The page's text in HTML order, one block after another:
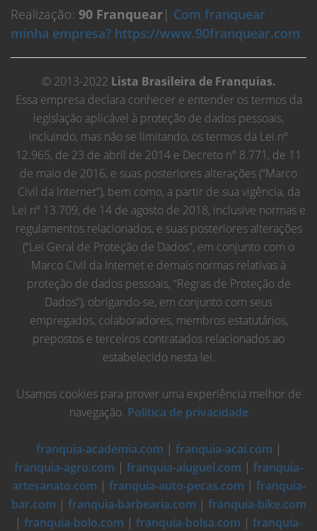
Realização: 90 Franquear| Com franquear
minha empresa? https://www.90franquear.com
© 2013-2022 Lista Brasileira de Franquias.
Essa empresa declara conhecer e entender os termos da
legislação aplicável à proteção de dados pessoais,
incluindo, mas não se limitando, os termos da Lei nº
12.965, de 23 de abril de 2014 e Decreto nº 8.771, de 11
de maio de 2016, e suas posteriores alterações (“Marco
Civil da Internet”), bem como, a partir de sua vigência, da
Lei nº 13.709, de 14 de agosto de 2018, inclusive normas e
regulamentos relacionados, e suas posteriores alterações
(“Lei Geral de Proteção de Dados”, em conjunto com o
Marco Civil da Internet e demais normas relativas à
proteção de dados pessoais, “Regras de Proteção de
Dados”), obrigando-se, em conjunto com seus
empregados, colaboradores, membros estatutários,
prepostos e terceiros contratados relacionados ao
estabelecido nesta lei.
Usamos cookies para prover uma experiência melhor de
navegação. Política de privacidade
franquia-academia.com | franquia-acai.com |
franquia-agro.com | franquia-aluguel.com | franquia-
artesanato.com | franquia-auto-pecas.com | franquia-
bar.com | franquia-barbearia.com | franquia-bike.com
| franquia-bolo.com | franquia-bolsa.com | franquia-